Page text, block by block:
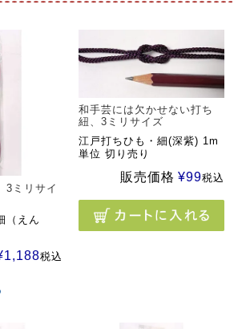
3ミリサイ
（えん
1,188税込
和手芸には欠かせない打ち
紐、3ミリサイズ
江戸打ちひも・細(深紫) 1m
単位 切り売り
販売価格 ¥99税込